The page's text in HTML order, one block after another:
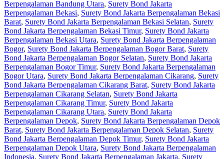
Berpengalaman Bandung Utara, Surety Bond Jakarta
Berpengalaman Bekasi, Surety Bond Jakarta Berpengalaman Bekasi
Barat, Surety Bond Jakarta Berpengalaman Bekasi Selatan, Surety
Bond Jakarta Berpengalaman Bekasi Timur, Surety Bond Jakarta
Berpengalaman Bekasi Utara, Surety Bond Jakarta Berpengalaman
Bogor, Surety Bond Jakarta Berpengalaman Bogor Barat, Surety
Bond Jakarta Berpengalaman Bogor Selatan, Surety Bond Jakarta
Berpengalaman Bogor Timur, Surety Bond Jakarta Berpengalaman
Bogor Utara, Surety Bond Jakarta Berpengalaman Cikarang, Surety
Bond Jakarta Berpengalaman Cikarang Barat, Surety Bond Jakarta
Berpengalaman Cikarang Selatan, Surety Bond Jakarta
Berpengalaman Cikarang Timur, Surety Bond Jakarta
Berpengalaman Cikarang Utara, Surety Bond Jakarta
Berpengalaman Depok, Surety Bond Jakarta Berpengalaman Depok
Barat, Surety Bond Jakarta Berpengalaman Depok Selatan, Surety
Bond Jakarta Berpengalaman Depok Timur, Surety Bond Jakarta
Berpengalaman Depok Utara, Surety Bond Jakarta Berpengalaman
Indonesia, Surety Bond Jakarta Berpengalaman Jakarta, Surety